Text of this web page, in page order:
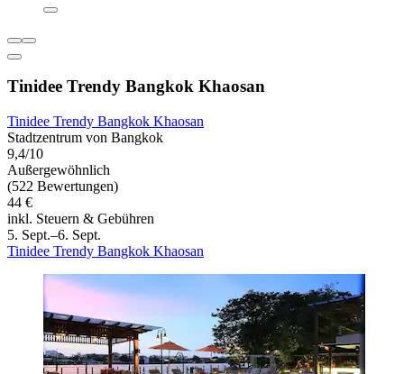
Tinidee Trendy Bangkok Khaosan
Tinidee Trendy Bangkok Khaosan
Stadtzentrum von Bangkok
9,4/10
Außergewöhnlich
(522 Bewertungen)
44 €
inkl. Steuern & Gebühren
5. Sept.–6. Sept.
Tinidee Trendy Bangkok Khaosan